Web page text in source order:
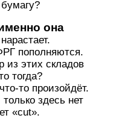
она
пополняются.
из этих складов
тогда?
то произойдёт.
здесь нет
«cut».